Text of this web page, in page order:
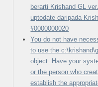
berarti Krishand GL
uptodate daripada
#0000000020
You do not have
to use the
object. Have your
or the person who
establish the